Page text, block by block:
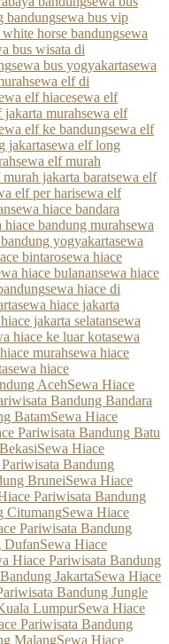
bandungsewa bus vip
white horse bandungsewa
bus wisata di
sewa bus yogyakartasewa
sewa elf di
elf hiacesewa elf
jakarta murahsewa elf
elf ke bandungsewa elf
jakartasewa elf long
sewa elf murah
jakarta baratsewa elf
elf per harisewa elf
sewa hiace bandara
hiace bandung murahsewa
yogyakartasewa
bintarosewa hiace
hiace bulanansewa hiace
sewa hiace di
sewa hiace jakarta
jakarta selatansewa
hiace ke luar kotasewa
murahsewa hiace
sewa hiace
AcehSewa Hiace
Bandung Bandara
BatamSewa Hiace
Pariwisata Bandung Batu
Sewa Hiace
Bandung
BruneiSewa Hiace
Pariwisata Bandung
CitumangSewa Hiace
Pariwisata Bandung
DufanSewa Hiace
Hiace Pariwisata Bandung
JakartaSewa Hiace
Bandung Jungle
LumpurSewa Hiace
Pariwisata Bandung
MalangSewa Hiace